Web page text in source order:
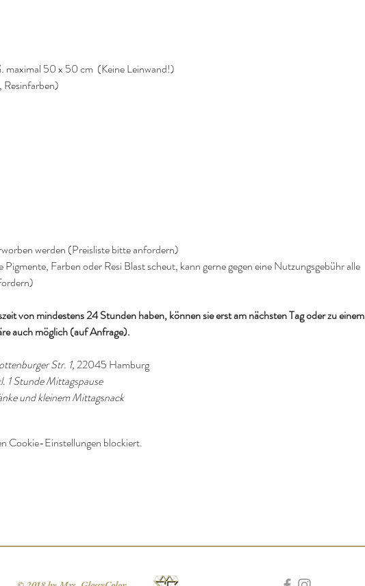
50 x 50 cm  (Keine Leinwand!)
Resinfarben)
werden (Preisliste bitte anfordern)
Farben oder Resi Blast scheut, kann gerne gegen eine Nutzungsgebühr alle
von mindestens 24 Stunden haben, können sie erst am nächsten Tag oder zu einem
auch möglich (auf Anfrage).
Str. 1, 22045 Hamburg
1 Stunde Mittagspause
und kleinem Mittagsnack
Cookie-Einstellungen blockiert.